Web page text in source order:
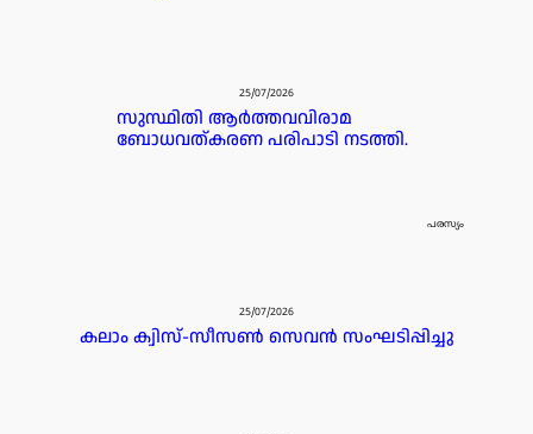
25/07/2026
സുസ്ഥിതി ആർത്തവവിരാമ
ബോധവത്കരണ പരിപാടി നടത്തി.
പരസ്യം
25/07/2026
കലാം ക്വിസ്-സീസൺ സെവൻ സംഘടിപ്പിച്ചു